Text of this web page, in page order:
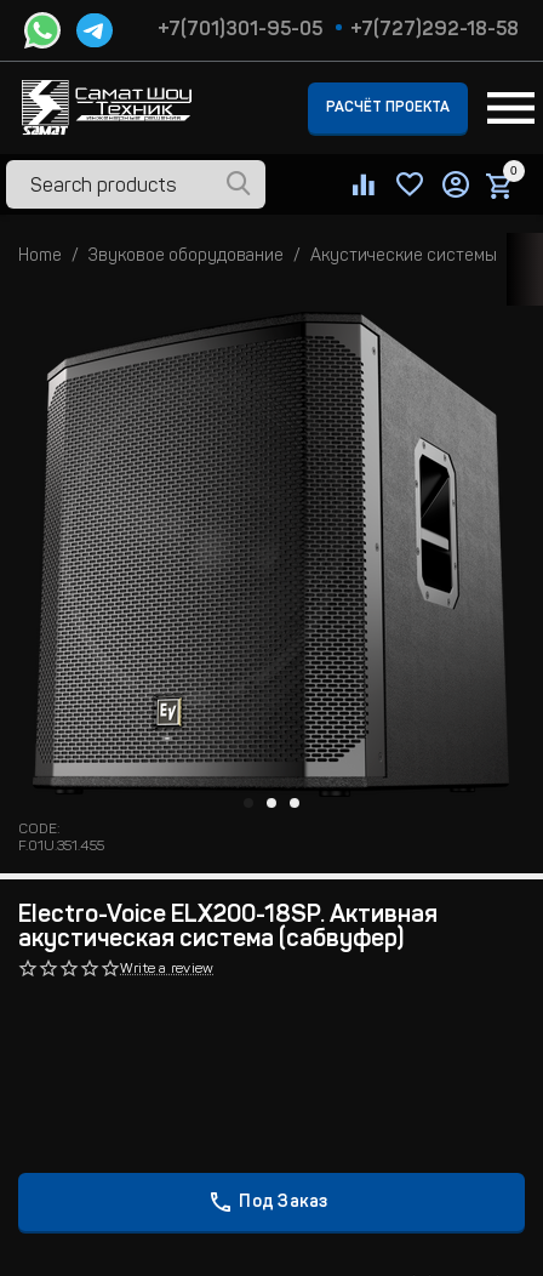
+7(701)301-95-05 +7(727)292-18-58
РАСЧЁТ ПРОЕКТА
0
Home Звуковое оборудование Акустические системы
CODE:
F.01U.351.455
Electro-Voice ELX200-18SP. Активная
акустическая система (сабвуфер)
Write a review
Под Заказ